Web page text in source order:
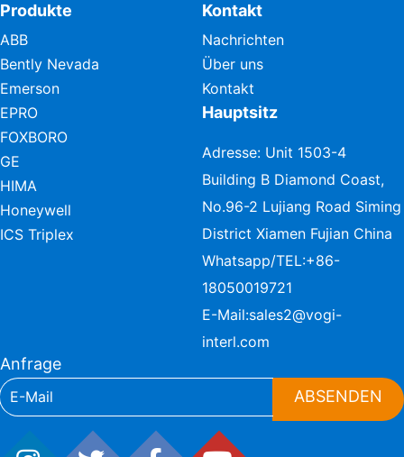
Produkte
ABB
Bently Nevada
Emerson
EPRO
FOXBORO
GE
HIMA
Honeywell
ICS Triplex
Kontakt
Nachrichten
Über uns
Kontakt
Hauptsitz
Adresse: Unit 1503-4
Building B Diamond Coast,
No.96-2 Lujiang Road Siming
District Xiamen Fujian China
Whatsapp/TEL:+86-
18050019721
E-Mail:sales2@vogi-
interl.com
Anfrage
ABSENDEN